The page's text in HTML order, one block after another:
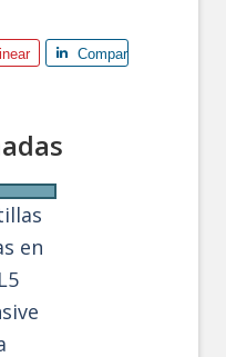
Comparte
en